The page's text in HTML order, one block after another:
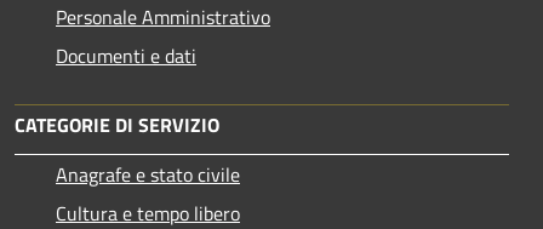
Personale Amministrativo
Documenti e dati
CATEGORIE DI SERVIZIO
Anagrafe e stato civile
Cultura e tempo libero